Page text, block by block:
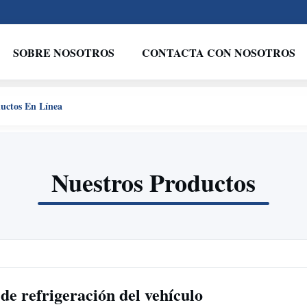
SOBRE NOSOTROS CONTACTA CON NOSOTROS
En Línea
Nuestros Productos
refrigeración del vehículo